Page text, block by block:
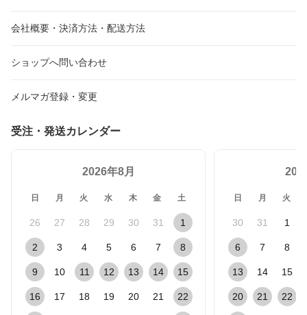
会社概要・決済方法・配送方法
ショップへ問い合わせ
メルマガ登録・変更
受注・発送カレンダー
2026年8月
日 月 火 水 木 金 土
26 27 28 29 30 31 1
2 3 4 5 6 7 8
9 10 11 12 13 14 15
16 17 18 19 20 21 22
日 月 火
30 31 1
6 7 8
13 14 15
20 21 22